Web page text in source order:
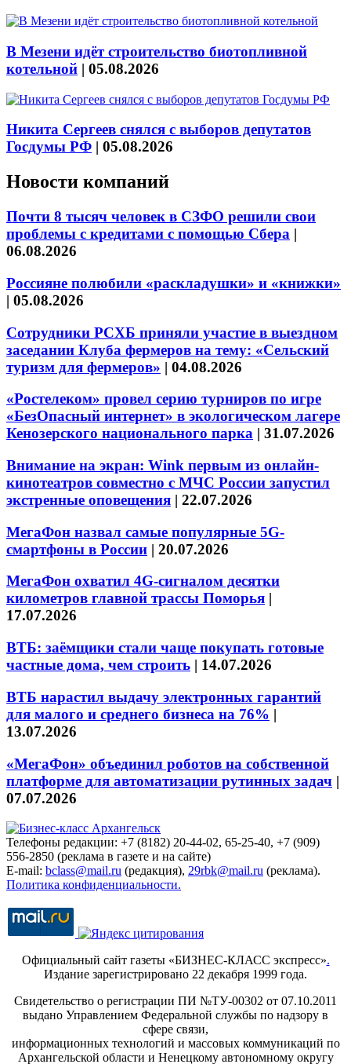
В Мезени идёт строительство биотопливной
котельной | 05.08.2026
Никита Сергеев снялся с выборов депутатов
Госдумы РФ | 05.08.2026
Новости компаний
Почти 8 тысяч человек в СЗФО решили свои
проблемы с кредитами с помощью Сбера |
06.08.2026
Россияне полюбили «раскладушки» и «книжки»
| 05.08.2026
Сотрудники РСХБ приняли участие в выездном
заседании Клуба фермеров на тему: «Сельский
туризм для фермеров» | 04.08.2026
«Ростелеком» провел серию турниров по игре
«БезОпасный интернет» в экологическом лагере
Кенозерского национального парка | 31.07.2026
Внимание на экран: Wink первым из онлайн-
кинотеатров совместно с МЧС России запустил
экстренные оповещения | 22.07.2026
МегаФон назвал самые популярные 5G-
смартфоны в России | 20.07.2026
МегаФон охватил 4G-сигналом десятки
километров главной трассы Поморья |
17.07.2026
ВТБ: заёмщики стали чаще покупать готовые
частные дома, чем строить | 14.07.2026
ВТБ нарастил выдачу электронных гарантий
для малого и среднего бизнеса на 76% |
13.07.2026
«МегаФон» объединил роботов на собственной
платформе для автоматизации рутинных задач |
07.07.2026
Телефоны редакции: +7 (8182) 20-44-02, 65-25-40, +7 (909)
556-2850 (реклама в газете и на сайте)
E-mail: bclass@mail.ru (редакция), 29rbk@mail.ru (реклама).
Политика конфиденциальности.
Официальный сайт газеты «БИЗНЕС-КЛАСС экспресс».
Издание зарегистрировано 22 декабря 1999 года.
Свидетельство о регистрации ПИ №ТУ-00302 от 07.10.2011
выдано Управлением Федеральной службы по надзору в
сфере связи,
информационных технологий и массовых коммуникаций по
Архангельской области и Ненецкому автономному округу